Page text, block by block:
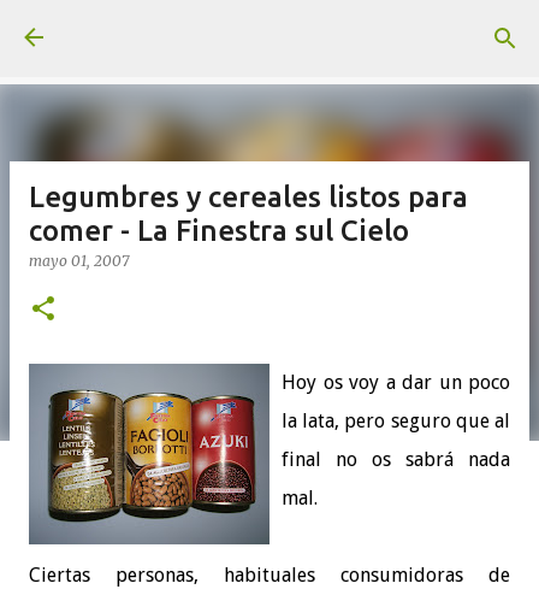
Legumbres y cereales listos para
comer - La Finestra sul Cielo
mayo 01, 2007
Hoy os voy a dar un poco
la lata, pero seguro que al
final no os sabrá nada
mal.
Ciertas personas, habituales consumidoras de